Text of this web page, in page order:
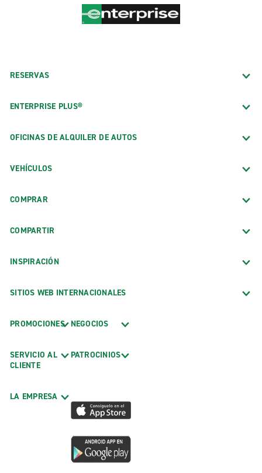
RESERVAS
ENTERPRISE PLUS®
OFICINAS DE ALQUILER DE AUTOS
VEHÍCULOS
COMPRAR
COMPARTIR
INSPIRACIÓN
SITIOS WEB INTERNACIONALES
PROMOCIONES
SERVICIO AL
CLIENTE
LA EMPRESA
NEGOCIOS
PATROCINIOS